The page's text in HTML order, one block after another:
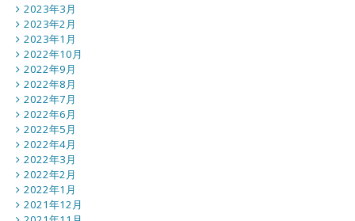
2023年3月
2023年2月
2023年1月
2022年10月
2022年9月
2022年8月
2022年7月
2022年6月
2022年5月
2022年4月
2022年3月
2022年2月
2022年1月
2021年12月